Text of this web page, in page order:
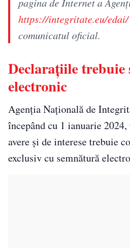
https://integritate.eu/
comunicatul oficial.
Declarațiile trebuie
electronic
Agenția Națională de
începând cu 1 ianuarie
avere și de interese trebuie
exclusiv cu semnătură